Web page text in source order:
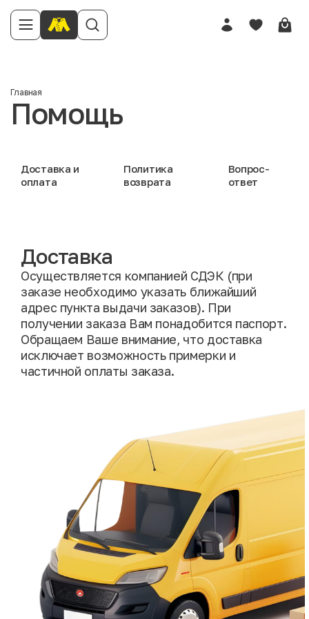
Главная
Помощь
Доставка и
оплата
Политика
возврата
Вопрос-
ответ
Доставка
Осуществляется компанией СДЭК (при
заказе необходимо указать ближайший
адрес пункта выдачи заказов). При
получении заказа Вам понадобится паспорт.
Обращаем Ваше внимание, что доставка
исключает возможность примерки и
частичной оплаты заказа.